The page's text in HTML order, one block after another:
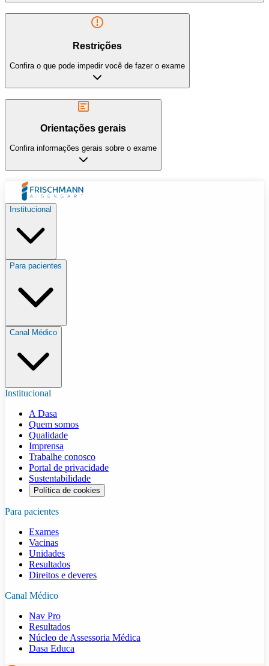
Restrições
Confira o que pode impedir você de fazer o exame
Orientações gerais
Confira informações gerais sobre o exame
Institucional
Para pacientes
Canal Médico
Institucional
A Dasa
Quem somos
Qualidade
Imprensa
Trabalhe conosco
Portal de privacidade
Sustentabilidade
Política de cookies
Para pacientes
Exames
Vacinas
Unidades
Resultados
Direitos e deveres
Canal Médico
Nav Pro
Resultados
Núcleo de Assessoria Médica
Dasa Educa